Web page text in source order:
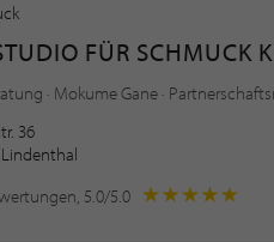
FÜR SCHMUCK
· Mokume Gane ·
36
Lindenthal
5.0/5.0